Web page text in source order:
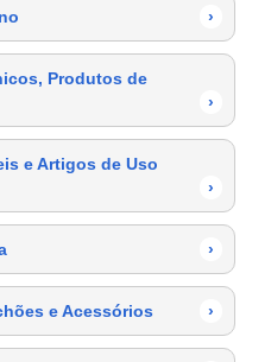
›
Produtos de
›
e Artigos de Uso
›
›
e Acessórios ›